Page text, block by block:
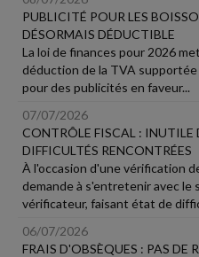
PUBLICITÉ POUR LES
DÉSORMAIS DÉDUCTIBLE
La loi de finances pour 2026
déduction de la TVA
pour des publicités en faveur...
07/07/2026
CONTRÔLE FISCAL : INUTILE
DIFFICULTÉS RENCONTRÉES
À l'occasion d'une vérification
demande à s'entretenir avec le
vérificateur, faisant état de
06/07/2026
FRAIS D'OBSÈQUES : PAS DE